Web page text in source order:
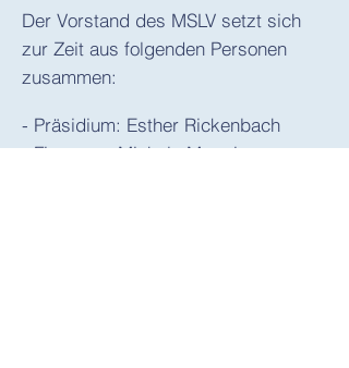
Der Vorstand des MSLV setzt sich
zur Zeit aus folgenden Personen
zusammen:
- Präsidium: Esther Rickenbach
- Finanzen: Michele Maggiore